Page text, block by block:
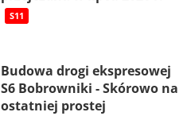
S11
Budowa drogi ekspresowej
S6 Bobrowniki - Skórowo na
ostatniej prostej